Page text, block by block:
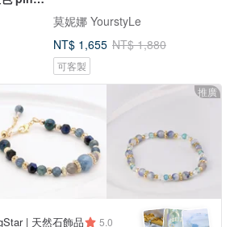
莫妮娜 YourstyLe
NT$ 1,655 NT$ 1,880
可客製
推廣
| 天然石飾品 5.0